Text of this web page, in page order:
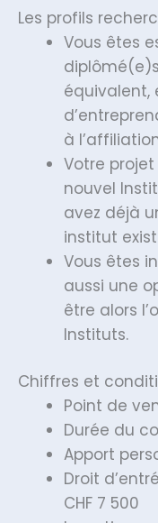
Les profils
Vous êtes
équivalent,
à
Votre projet
nouvel
avez déjà
institut
Vous êtes
aussi une
être alors
Instituts.
Chiffres et
Point de
Durée du
Apport
Droit
CHF 7 500